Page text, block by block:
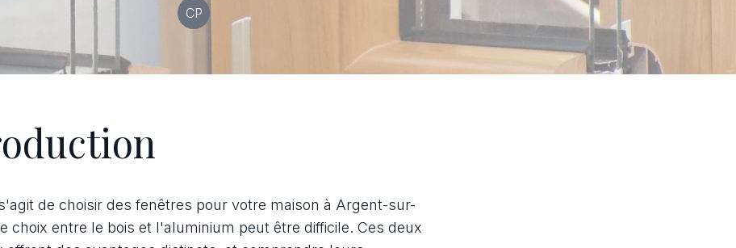
CP
de choisir des fenêtres pour votre maison à Argent-sur-
choix entre le bois et l'aluminium peut être difficile. Ces deux